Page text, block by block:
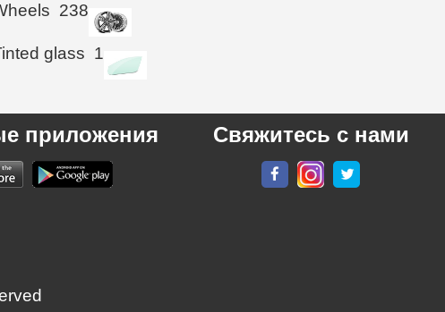
238
glass 1
приложения Свяжитесь с нами